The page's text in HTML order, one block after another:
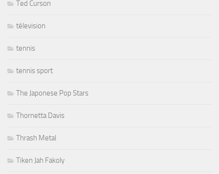
Ted Curson
télevision
tennis
tennis sport
The Japonese Pop Stars
Thornetta Davis
Thrash Metal
Tiken Jah Fakoly